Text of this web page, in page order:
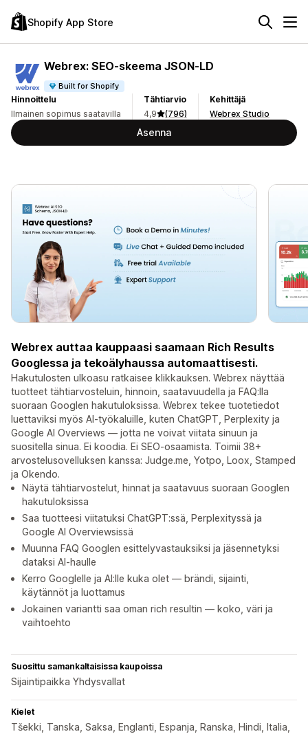
Shopify App Store
Webrex: SEO‑skeema JSON‑LD
Built for Shopify
Hinnoittelu
Ilmainen sopimus saatavilla
Tähtiarvio
4,9
(796)
Kehittäjä
Webrex Studio
Asenna
Webrex auttaa kauppaasi saamaan Rich Results
Googlessa ja tekoälyhaussa automaattisesti.
Hakutulosten ulkoasu ratkaisee klikkauksen. Webrex näyttää
tuotteet tähtiarvosteluin, hinnoin, saatavuudella ja FAQ:lla
suoraan Googlen hakutuloksissa. Webrex tekee tuotetiedot
luettaviksi myös AI-työkaluille, kuten ChatGPT, Perplexity ja
Google AI Overviews — jotta ne voivat viitata sinuun ja
suositella sinua. Ei koodia. Ei SEO-osaamista. Toimii 38+
arvostelusovelluksen kanssa: Judge.me, Yotpo, Loox, Stamped
ja Okendo.
Näytä tähtiarvostelut, hinnat ja saatavuus suoraan Googlen
hakutuloksissa
Saa tuotteesi viitatuksi ChatGPT:ssä, Perplexityssä ja
Google AI Overviewsissä
Muunna FAQ Googlen esittelyvastauksiksi ja jäsennetyksi
dataksi AI-haulle
Kerro Googlelle ja AI:lle kuka olet — brändi, sijainti,
käytännöt ja luottamus
Jokainen variantti saa oman rich resultin — koko, väri ja
vaihtoehto
Suosittu samankaltaisissa kaupoissa
Sijaintipaikka Yhdysvallat
Kielet
Tšekki, Tanska, Saksa, Englanti, Espanja, Ranska, Hindi, Italia,